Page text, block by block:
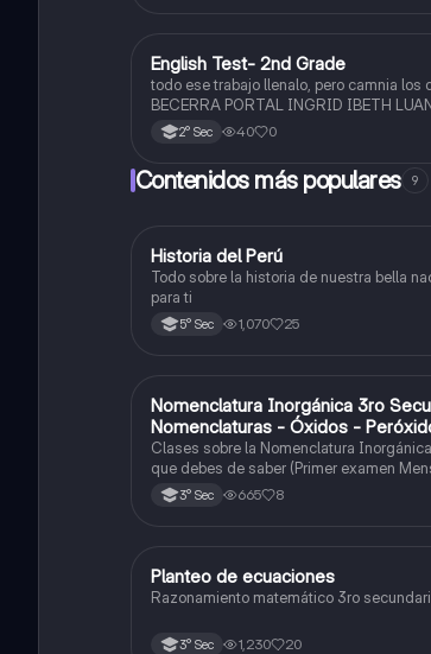
Inglés
English Test- 2nd Grade
todo ese trabajo llenalo, pero camnia los
BECERRA PORTAL INGRID IBETH
SECTION: F. y cambia el diseño con uno
diferente, trabajalo en CANVA, gracias.
2° Sec 40 0
Contenidos más populares 9
Ciencias Sociales
Historia del Perú
Todo sobre la historia de nuestra bella
para ti
5° Sec 1,070 25
Química
Nomenclatura Inorgánica 3ro
Nomenclaturas - Óxidos -
o Bases
Clases sobre la Nomenclatura
que debes de saber (Primer examen
3° Sec 665 8
Matemáticas
Planteo de ecuaciones
Razonamiento matemático 3ro
3° Sec 1,230 20